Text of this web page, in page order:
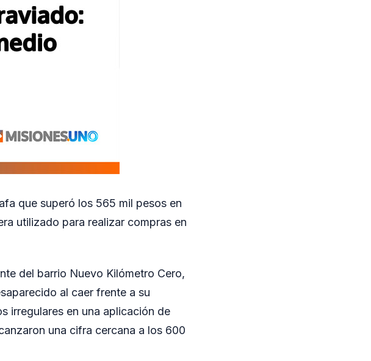
que superó los 565 mil pesos en
utilizado para realizar compras en
del barrio Nuevo Kilómetro Cero,
al caer frente a su
irregulares en una aplicación de
una cifra cercana a los 600